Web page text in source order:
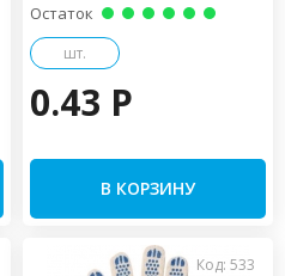
Остаток
шт.
0.43 P
В КОРЗИНУ
Код: 533